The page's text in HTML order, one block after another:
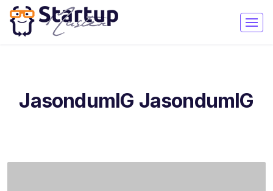
JasondumIG JasondumIG